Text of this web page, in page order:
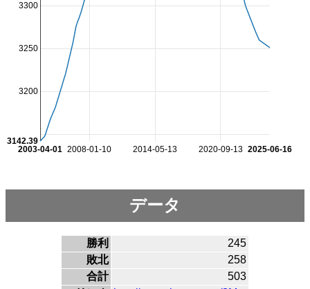
2008-01-10 2014-05-13 2020-09-13
2003-04-01 2025-06-16
3200
3250
3300
3142.39
データ
勝利
245
敗北
258
合計
503